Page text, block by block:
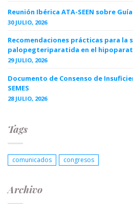
Reunión Ibérica ATA-SEEN sobre
30 JULIO, 2026
Recomendaciones prácticas para la
palopegteriparatida en el
29 JULIO, 2026
Documento de Consenso de
SEMES
28 JULIO, 2026
Tags
comunicados congresos
Archivo